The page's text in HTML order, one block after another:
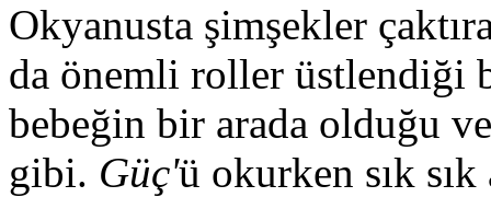
Okyanusta şimşekler
da önemli roller üstlendiği
bebeğin bir arada olduğu
gibi. Güç'ü okurken sık